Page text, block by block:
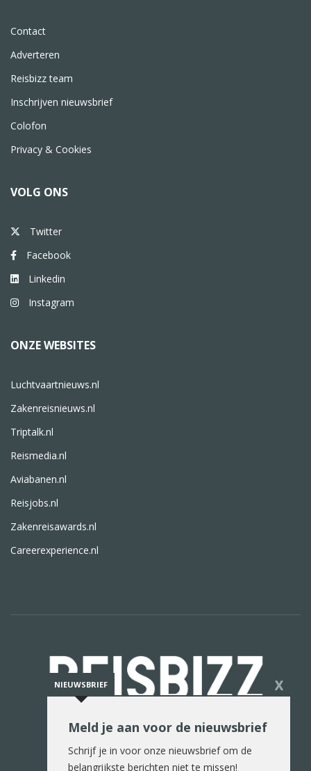
Contact
Adverteren
Reisbizz team
Inschrijven nieuwsbrief
Colofon
Privacy & Cookies
VOLG ONS
Twitter
Facebook
Linkedin
Instagram
ONZE WEBSITES
Luchtvaartnieuws.nl
Zakenreisnieuws.nl
Triptalk.nl
Reismedia.nl
Aviabanen.nl
Reisjobs.nl
Zakenreisawards.nl
Careerexperience.nl
De reiswereld in woord en beeld
NIEUWSBRIEF X
Meld je aan voor de nieuwsbrief
Schrijf je in voor onze nieuwsbrief om de
belangrijkste berichten niet te missen!